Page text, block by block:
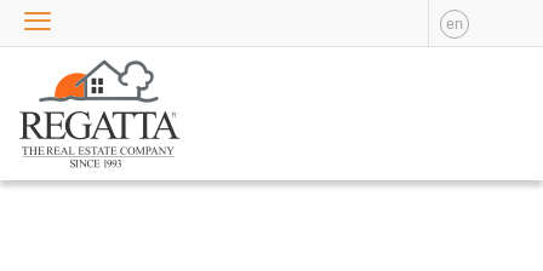
en
VANZARE
APARTAMENTE DE
VANZARE
APARTAMENTE NOI DE
VANZARE